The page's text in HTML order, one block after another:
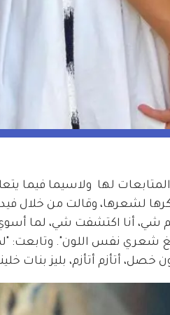
لها  ولاسيما فيما
لشعرها، وقالت من
شي، أنا اكتشفت شي، لما
شعري نفس اللون". وتابعت:
خصل، أتأزم أتأزم، بليز بنات